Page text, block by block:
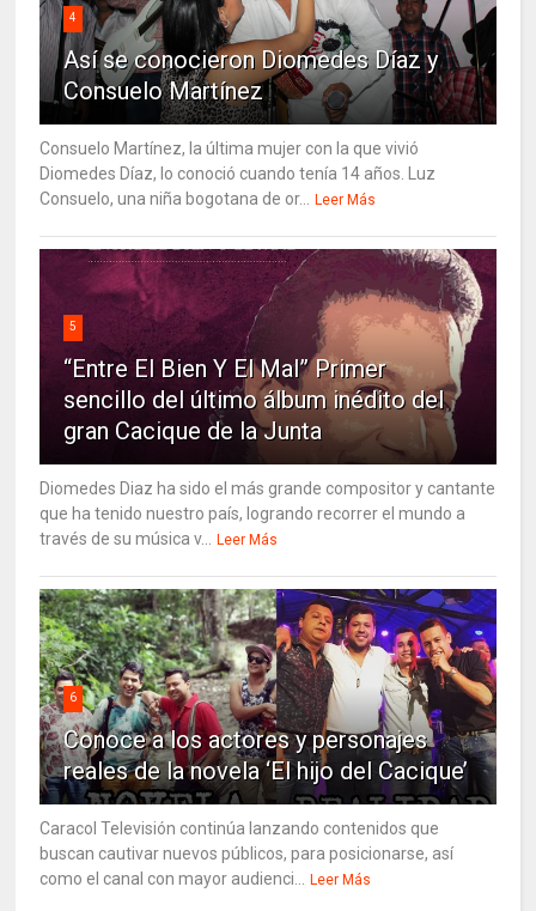
4
Así se conocieron Diomedes Díaz y
Consuelo Martínez
Consuelo Martínez, la última mujer con la que vivió
Diomedes Díaz, lo conoció cuando tenía 14 años. Luz
Consuelo, una niña bogotana de or... Leer Más
5
“Entre El Bien Y El Mal” Primer
sencillo del último álbum inédito del
gran Cacique de la Junta
Diomedes Diaz ha sido el más grande compositor y cantante
que ha tenido nuestro país, logrando recorrer el mundo a
través de su música v... Leer Más
6
Conoce a los actores y personajes
reales de la novela ‘El hijo del Cacique’
Caracol Televisión continúa lanzando contenidos que
buscan cautivar nuevos públicos, para posicionarse, así
como el canal con mayor audienci... Leer Más